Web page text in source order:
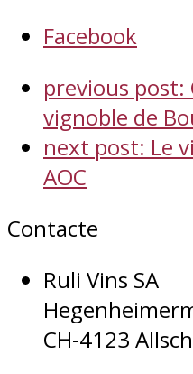
Facebook
previous post:
vignoble de
next post: Le
AOC
Contacte
Ruli Vins SA
CH-4123